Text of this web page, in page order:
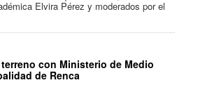
Elvira Pérez y moderados por el
con Ministerio de Medio
de Renca